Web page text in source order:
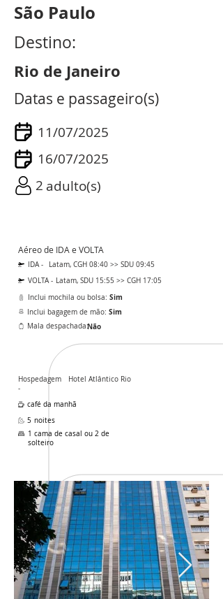
São Paulo
Destino:
Rio de Janeiro
Datas e passageiro(s)
11/07/2025
16/07/2025
2 adulto(s)
Aéreo de IDA e VOLTA
IDA -
Latam, CGH 08:40 >> SDU 09:45
VOLTA - Latam, SDU 15:55 >> CGH 17:05
Inclui bagagem de mão: Sim
Mala despachada:Não
Inclui mochila ou bolsa: Sim
Hospedagem
-
café da manhã
5 noites
Hotel Atlântico Rio
1 cama de casal ou 2 de
solteiro